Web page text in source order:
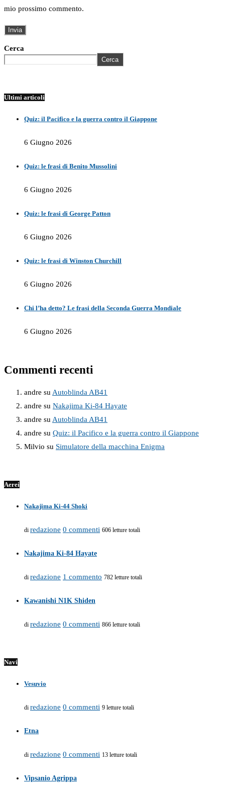
mio prossimo commento.
Cerca
Cerca
Ultimi articoli
Quiz: il Pacifico e la guerra contro il Giappone
6 Giugno 2026
Quiz: le frasi di Benito Mussolini
6 Giugno 2026
Quiz: le frasi di George Patton
6 Giugno 2026
Quiz: le frasi di Winston Churchill
6 Giugno 2026
Chi l’ha detto? Le frasi della Seconda Guerra Mondiale
6 Giugno 2026
Commenti recenti
andre su Autoblinda AB41
andre su Nakajima Ki-84 Hayate
andre su Autoblinda AB41
andre su Quiz: il Pacifico e la guerra contro il Giappone
Milvio su Simulatore della macchina Enigma
Aerei
Nakajima Ki-44 Shoki
di redazione 0 commenti 606 letture totali
Nakajima Ki-84 Hayate
di redazione 1 commento 782 letture totali
Kawanishi N1K Shiden
di redazione 0 commenti 866 letture totali
Navi
Vesuvio
di redazione 0 commenti 9 letture totali
Etna
di redazione 0 commenti 13 letture totali
Vipsanio Agrippa